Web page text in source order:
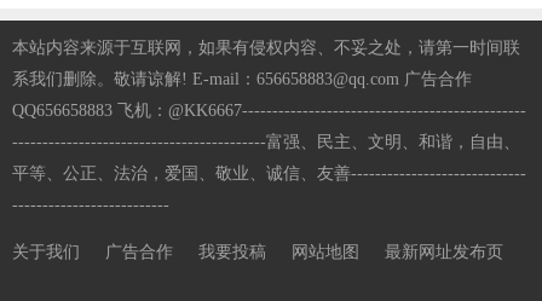
本站内容来源于互联网，如果有侵权内容、不妥之处，请第一时间联
系我们删除。敬请谅解! E-mail：656658883@qq.com 广告合作
QQ656658883 飞机：@KK6667-----------------------------------------------
------------------------------------------富强、民主、文明、和谐，自由、
平等、公正、法治，爱国、敬业、诚信、友善-----------------------------
--------------------------
关于我们 广告合作 我要投稿 网站地图 最新网址发布页